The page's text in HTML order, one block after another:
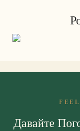
Давайте